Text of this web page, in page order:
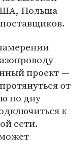
Польша
проект —
от
по дну
к
сети.